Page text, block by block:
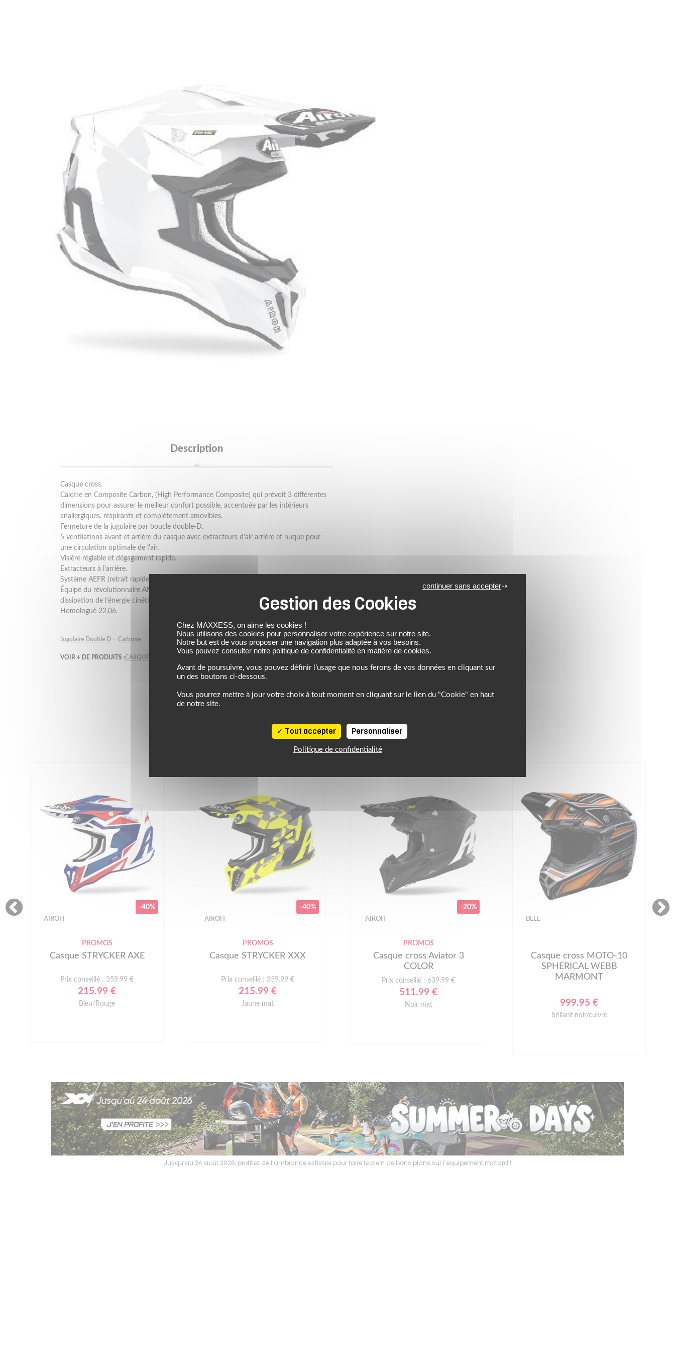
Description
Casque cross.
Calotte en Composite Carbon, (High Performance Composite) qui prévoit 3 différentes
dimensions pour assurer le meilleur confort possible, accentuée par les intérieurs
anallergiques, respirants et complètement amovibles.
Fermeture de la jugulaire par boucle double-D.
5 ventilations avant et arrière du casque avec extracteurs d'air arrière et nuque pour
une circulation optimale de l'air.
Visière réglable et dégagement rapide.
Extracteurs à l'arrière.
Système AEFR (retrait rapide des coussinets de joues en cas d'urgence).
Équipé du révolutionnaire AMS2 (Airoh Multiaction Safety System) qui permet la
dissipation de l’énergie cinétique en cas de choc angulaire.
Homologué 22.06.
Jugulaire Double D - Carbone
VOIR + DE PRODUITS :CASQUE CROSS AIROH
À DÉCOUVRIR
-40%
AIROH
PROMOS
Casque STRYCKER AXE
Prix conseillé : 359.99 €
215.99 €
Bleu/Rouge
-40%
AIROH
PROMOS
Casque STRYCKER XXX
Prix conseillé : 359.99 €
215.99 €
Jaune mat
-20%
AIROH
PROMOS
Casque cross Aviator 3
COLOR
Prix conseillé : 639.99 €
511.99 €
Noir mat
BELL
Casque cross MOTO-10
SPHERICAL WEBB
MARMONT
999.95 €
brillant noir/cuivre
Jusqu’au 24 août 2026, profitez de l’ambiance estivale pour faire le plein de bons plans sur l’équipement motard !
Chez MAXXESS, on aime les cookies !
Nous utilisons des cookies pour personnaliser votre expérience sur notre site.
Notre but est de vous proposer une navigation plus adaptée à vos besoins.
Vous pouvez consulter notre politique de confidentialité en matière de cookies.
Avant de poursuivre, vous pouvez définir l’usage que nous ferons de vos données en cliquant sur
un des boutons ci-dessous.
Vous pourrez mettre à jour votre choix à tout moment en cliquant sur le lien du "Cookie" en haut
de notre site.
Tout accepter
continuer sans accepter
Personnaliser
Politique de confidentialité